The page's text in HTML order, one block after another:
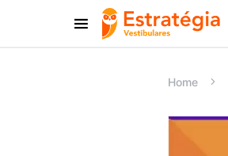
Procurar:
Home